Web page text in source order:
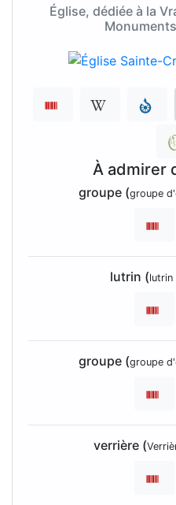
Église, dédiée à la
À admirer
groupe (groupe
lutrin (lutrin
groupe (groupe
verrière (